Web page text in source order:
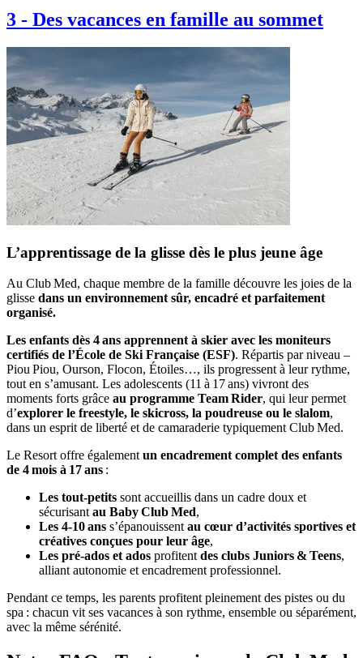
3 - Des vacances en famille au sommet
L’apprentissage de la glisse dès le plus jeune âge
Au Club Med, chaque membre de la famille découvre les joies de la
glisse dans un environnement sûr, encadré et parfaitement
organisé.
Les enfants dès 4 ans apprennent à skier avec les moniteurs
certifiés de l’École de Ski Française (ESF). Répartis par niveau –
Piou Piou, Ourson, Flocon, Étoiles…, ils progressent à leur rythme,
tout en s’amusant. Les adolescents (11 à 17 ans) vivront des
moments forts grâce au programme Team Rider, qui leur permet
d’explorer le freestyle, le skicross, la poudreuse ou le slalom,
dans un esprit de liberté et de camaraderie typiquement Club Med.
Le Resort offre également un encadrement complet des enfants
de 4 mois à 17 ans :
Les tout‑petits sont accueillis dans un cadre doux et
sécurisant au Baby Club Med,
Les 4‑10 ans s’épanouissent au cœur d’activités sportives et
créatives conçues pour leur âge,
Les pré‑ados et ados profitent des clubs Juniors & Teens,
alliant autonomie et encadrement professionnel.
Pendant ce temps, les parents profitent pleinement des pistes ou du
spa : chacun vit ses vacances à son rythme, ensemble ou séparément,
avec la même sérénité.